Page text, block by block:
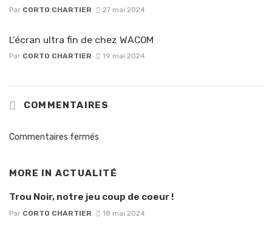
Par CORTO CHARTIER 27 mai 2024
L’écran ultra fin de chez WACOM
Par CORTO CHARTIER 19 mai 2024
COMMENTAIRES
Commentaires fermés
MORE IN ACTUALITÉ
Trou Noir, notre jeu coup de coeur !
Par CORTO CHARTIER 18 mai 2024